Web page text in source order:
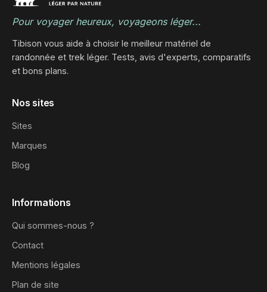
Pour voyager heureux, voyageons léger...
Tibison vous aide à choisir le meilleur matériel de
randonnée et trek léger. Tests, avis d'experts, comparatifs
et bons plans.
Nos sites
Sites
Marques
Blog
Informations
Qui sommes-nous ?
Contact
Mentions légales
Plan de site